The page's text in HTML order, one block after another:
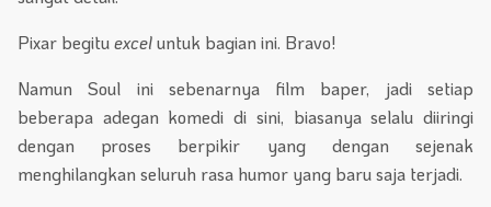
Pixar begituexceluntuk bagian ini. Bravo!
Namun Soul ini sebenarnya film baper, jadi setiap
beberapa adegan komedi di sini, biasanya selalu diiringi
dengan proses berpikir yang dengan sejenak
menghilangkan seluruh rasa humor yang baru saja terjadi.